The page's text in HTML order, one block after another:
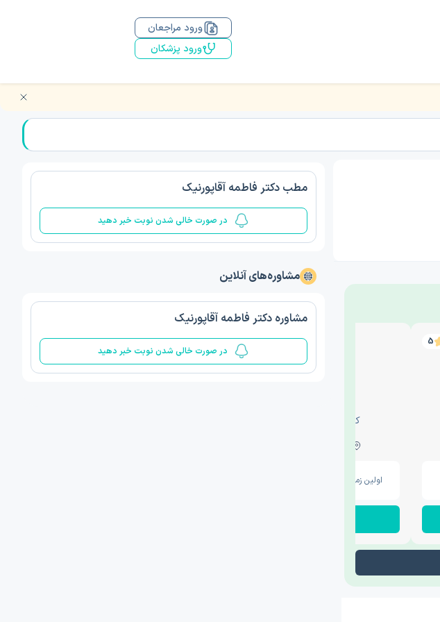
ورود مراجعان
ورود پزشکان
5
5
کارشناسی ارشد روانشناسی بالینی
اولین زمان نوبت مطب:
مطب دکتر فاطمه آقاپورنیک
در صورت خالی شدن نوبت خبر دهید
مشاوره‌های آنلاین
مشاوره دکتر فاطمه آقاپورنیک
در صورت خالی شدن نوبت خبر دهید